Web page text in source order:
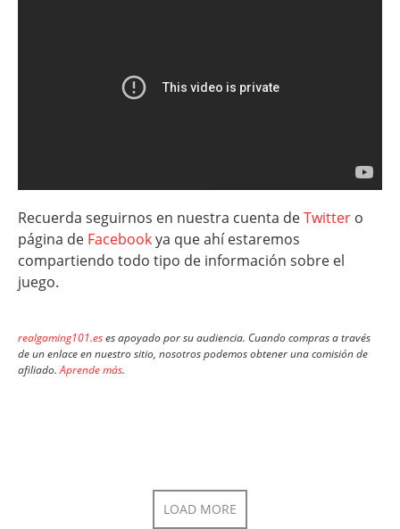
Recuerda seguirnos en nuestra cuenta deTwitter o
página de Facebookya que ahí estaremos
compartiendo todo tipo de información sobre el
juego.
realgaming101.eses apoyado por su audiencia. Cuando compras a través
de un enlace en nuestro sitio, nosotros podemos obtener una comisión de
afiliado.Aprende más.
LOAD MORE